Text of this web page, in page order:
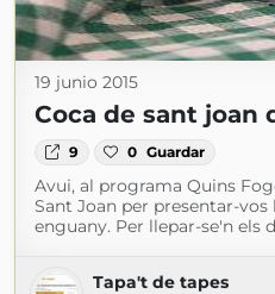
19 junio 2015
Coca de sant joan
9 0 Guardar
Avui, al programa Quins
Sant Joan per presentar-
enguany. Per llepar-se'n els
Tapa't de tapes